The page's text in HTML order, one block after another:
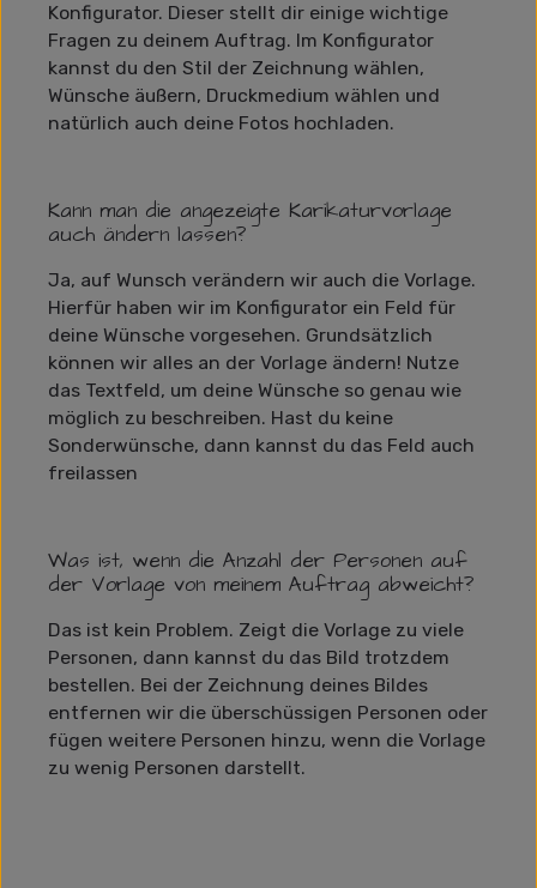
Konfigurator. Dieser stellt dir einige wichtige
Fragen zu deinem Auftrag. Im Konfigurator
kannst du den Stil der Zeichnung wählen,
Wünsche äußern, Druckmedium wählen und
natürlich auch deine Fotos hochladen.
Kann man die angezeigte Karikaturvorlage
auch ändern lassen?
Ja, auf Wunsch verändern wir auch die Vorlage.
Hierfür haben wir im Konfigurator ein Feld für
deine Wünsche vorgesehen. Grundsätzlich
können wir alles an der Vorlage ändern! Nutze
das Textfeld, um deine Wünsche so genau wie
möglich zu beschreiben. Hast du keine
Sonderwünsche, dann kannst du das Feld auch
freilassen
Was ist, wenn die Anzahl der Personen auf
der Vorlage von meinem Auftrag abweicht?
Das ist kein Problem. Zeigt die Vorlage zu viele
Personen, dann kannst du das Bild trotzdem
bestellen. Bei der Zeichnung deines Bildes
entfernen wir die überschüssigen Personen oder
fügen weitere Personen hinzu, wenn die Vorlage
zu wenig Personen darstellt.